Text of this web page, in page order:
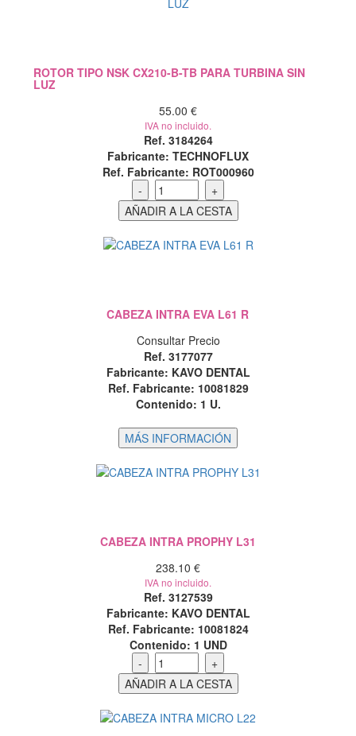
ROTOR TIPO NSK CX210-B-TB PARA TURBINA SIN
LUZ
55.00 €
IVA no incluido.
Ref. 3184264
Fabricante: TECHNOFLUX
Ref. Fabricante: ROT000960
CABEZA INTRA EVA L61 R
Consultar Precio
Ref. 3177077
Fabricante: KAVO DENTAL
Ref. Fabricante: 10081829
Contenido: 1 U.
CABEZA INTRA PROPHY L31
238.10 €
IVA no incluido.
Ref. 3127539
Fabricante: KAVO DENTAL
Ref. Fabricante: 10081824
Contenido: 1 UND